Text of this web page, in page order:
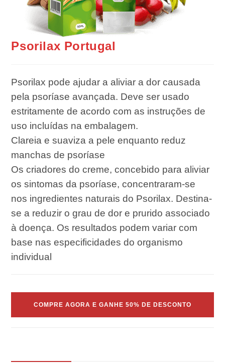
Psorilax Portugal
Psorilax pode ajudar a aliviar a dor causada
pela psoríase avançada. Deve ser usado
estritamente de acordo com as instruções de
uso incluídas na embalagem.
Clareia e suaviza a pele enquanto reduz
manchas de psoríase
Os criadores do creme, concebido para aliviar
os sintomas da psoríase, concentraram-se
nos ingredientes naturais do Psorilax. Destina-
se a reduzir o grau de dor e prurido associado
à doença. Os resultados podem variar com
base nas especificidades do organismo
individual
COMPRE AGORA E GANHE 50% DE DESCONTO